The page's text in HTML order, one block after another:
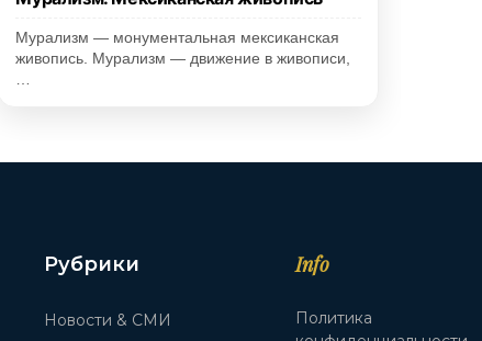
Мурализм — монументальная мексиканская
живопись. Мурализм — движение в живописи,
Рубрики
Новости & СМИ
Info
Политика